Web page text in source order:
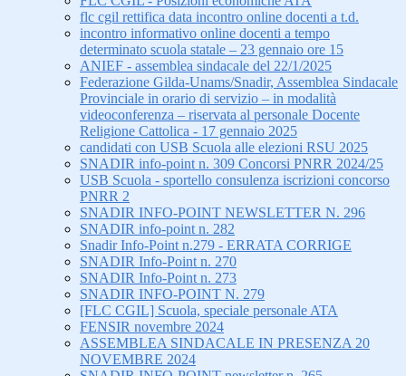
flc cgil rettifica data incontro online docenti a t.d.
incontro informativo online docenti a tempo
determinato scuola statale – 23 gennaio ore 15
ANIEF - assemblea sindacale del 22/1/2025
Federazione Gilda-Unams/Snadir, Assemblea Sindacale
Provinciale in orario di servizio – in modalità
videoconferenza – riservata al personale Docente
Religione Cattolica - 17 gennaio 2025
candidati con USB Scuola alle elezioni RSU 2025
SNADIR info-point n. 309 Concorsi PNRR 2024/25
USB Scuola - sportello consulenza iscrizioni concorso
PNRR 2
SNADIR INFO-POINT NEWSLETTER N. 296
SNADIR info-point n. 282
Snadir Info-Point n.279 - ERRATA CORRIGE
SNADIR Info-Point n. 270
SNADIR Info-Point n. 273
SNADIR INFO-POINT N. 279
[FLC CGIL] Scuola, speciale personale ATA
FENSIR novembre 2024
ASSEMBLEA SINDACALE IN PRESENZA 20
NOVEMBRE 2024